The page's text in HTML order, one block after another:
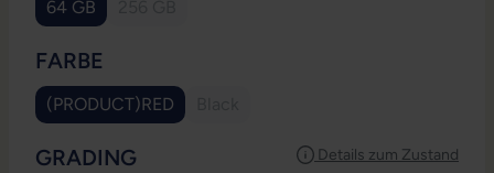
64 GB
FARBE
(PRODUCT)RED
Details zum Zustand
GRADING